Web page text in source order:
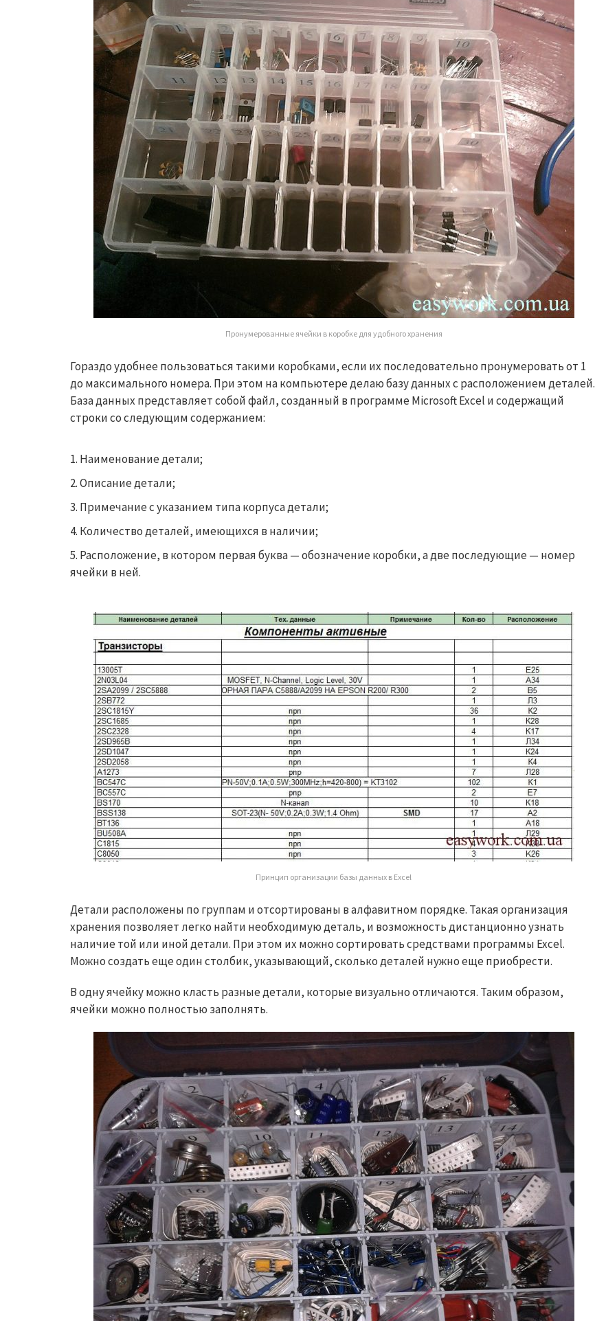
Пронумерованные ячейки в коробке для удобного хранения
Гораздо удобнее пользоваться такими коробками, если их последовательно пронумеровать от 1
до максимального номера. При этом на компьютере делаю базу данных с расположением деталей.
База данных представляет собой файл, созданный в программе Microsoft Excel и содержащий
строки со следующим содержанием:
Наименование детали;
Описание детали;
Примечание с указанием типа корпуса детали;
Количество деталей, имеющихся в наличии;
Расположение, в котором первая буква — обозначение коробки, а две последующие — номер
ячейки в ней.
Принцип организации базы данных в Excel
Детали расположены по группам и отсортированы в алфавитном порядке. Такая организация
хранения позволяет легко найти необходимую деталь, и возможность дистанционно узнать
наличие той или иной детали. При этом их можно сортировать средствами программы Excel.
Можно создать еще один столбик, указывающий, сколько деталей нужно еще приобрести.
В одну ячейку можно класть разные детали, которые визуально отличаются. Таким образом,
ячейки можно полностью заполнять.